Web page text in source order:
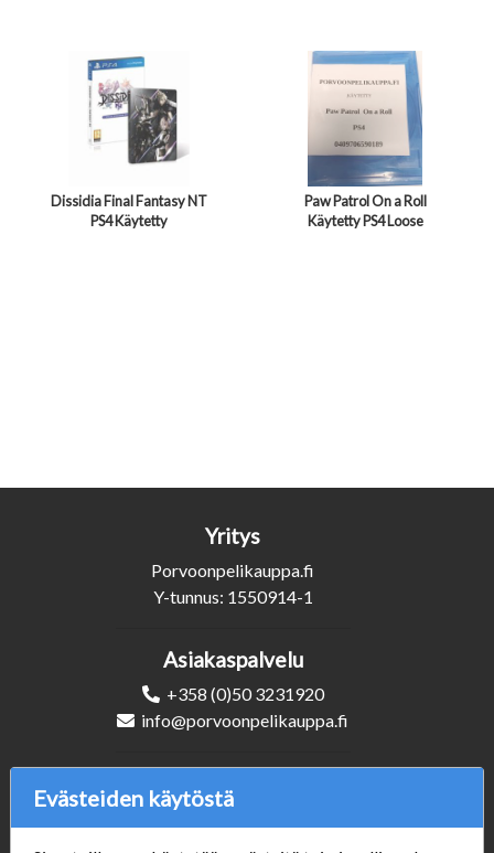
Dissidia Final Fantasy NT
PS4 Käytetty
Paw Patrol On a Roll
Käytetty PS4 Loose
Yritys
Porvoonpelikauppa.fi
Y-tunnus: 1550914-1
Asiakaspalvelu
+358 (0)50 3231920
info@porvoonpelikauppa.fi
Evästeiden käytöstä